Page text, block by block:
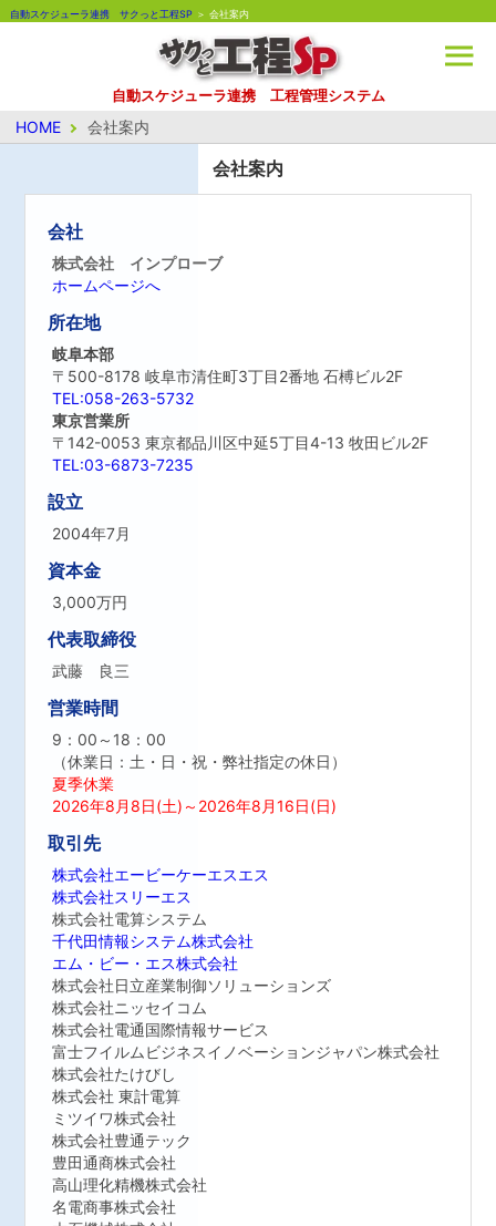
自動スケジューラ連携 サクっと工程SP ＞ 会社案内
自動スケジューラ連携 工程管理システム
HOME 会社案内
会社案内
会社
株式会社 インプローブ
ホームページへ
所在地
岐阜本部
〒500-8178 岐阜市清住町3丁目2番地石榑ビル2F
TEL:058-263-5732
東京営業所
〒142-0053 東京都品川区中延5丁目4-13牧田ビル2F
TEL:03-6873-7235
設立
2004年7月
資本金
3,000万円
代表取締役
武藤 良三
営業時間
9：00～18：00
（休業日：土・日・祝・弊社指定の休日）
夏季休業
2026年8月8日(土)～2026年8月16日(日)
取引先
株式会社エービーケーエスエス
株式会社スリーエス
株式会社電算システム
千代田情報システム株式会社
エム・ビー・エス株式会社
株式会社日立産業制御ソリューションズ
株式会社ニッセイコム
株式会社電通国際情報サービス
富士フイルムビジネスイノベーションジャパン株式会社
株式会社たけびし
株式会社 東計電算
ミツイワ株式会社
株式会社豊通テック
豊田通商株式会社
高山理化精機株式会社
名電商事株式会社